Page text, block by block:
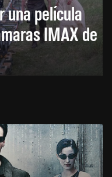
una película
IMAX de